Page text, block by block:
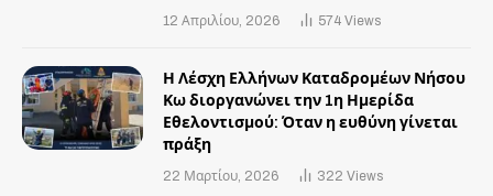
12 Απριλίου, 2026 574 Views
Η Λέσχη Ελλήνων Καταδρομέων Νήσου
Κω διοργανώνει την 1η Ημερίδα
Εθελοντισμού: Όταν η ευθύνη γίνεται
πράξη
22 Μαρτίου, 2026 322 Views